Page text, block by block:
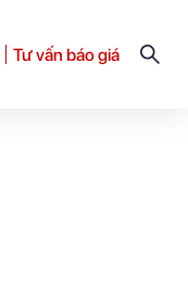
Tư vấn báo giá